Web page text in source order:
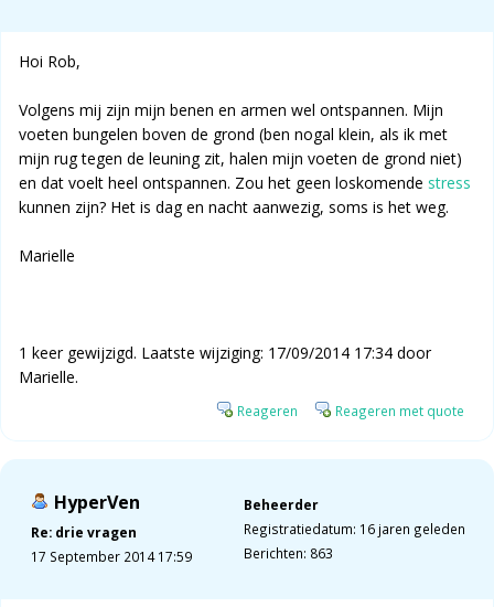
Hoi Rob,
Volgens mij zijn mijn benen en armen wel ontspannen. Mijn
voeten bungelen boven de grond (ben nogal klein, als ik met
mijn rug tegen de leuning zit, halen mijn voeten de grond niet)
en dat voelt heel ontspannen. Zou het geen loskomende stress
kunnen zijn? Het is dag en nacht aanwezig, soms is het weg.
Marielle
1 keer gewijzigd. Laatste wijziging: 17/09/2014 17:34 door
Marielle.
Reageren Reageren met quote
HyperVen
Re: drie vragen
17 September 2014 17:59
Beheerder
Registratiedatum: 16 jaren geleden
Berichten: 863